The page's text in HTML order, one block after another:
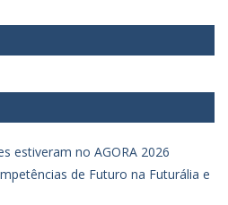
estiveram no AGORA 2026
de Futuro na Futurália e